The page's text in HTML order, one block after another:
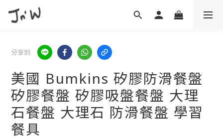
分享到
美國 Bumkins 矽膠防滑餐盤
矽膠餐盤 矽膠吸盤餐盤 大理
石餐盤 大理石 防滑餐盤 學習
餐具